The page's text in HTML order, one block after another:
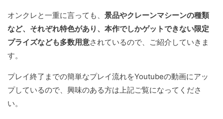
オンクレと一重に言っても、 景品やクレーンマシーンの種類
など、それぞれ特色があり、本作でしかゲットできない限定
プライズなども多数用意されているので、ご紹介していきま
す。
プレイ終了までの簡単なプレイ流れをYoutubeの動画にアッ
プしているので、興味のある方は上記ご覧になってくださ
い。